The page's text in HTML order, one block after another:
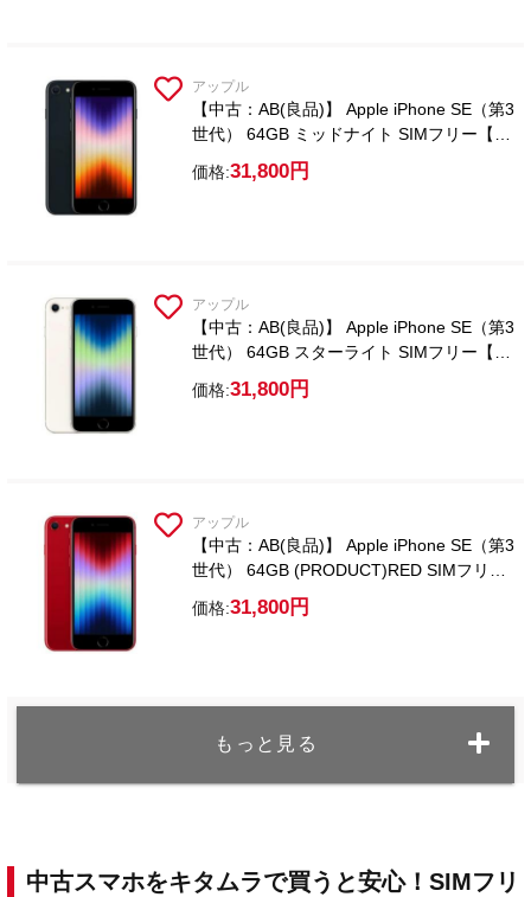
アップル
【中古：AB(良品)】 Apple iPhone SE（第3
世代） 64GB ミッドナイト SIMフリー【ガ
ラスフィルム付属】
価格:31,800円
アップル
【中古：AB(良品)】 Apple iPhone SE（第3
世代） 64GB スターライト SIMフリー【ガ
ラスフィルム付属】
価格:31,800円
アップル
【中古：AB(良品)】 Apple iPhone SE（第3
世代） 64GB (PRODUCT)RED SIMフリー
【ガラスフィルム付属】
価格:31,800円
もっと見る
中古スマホをキタムラで買うと安心！SIMフリ